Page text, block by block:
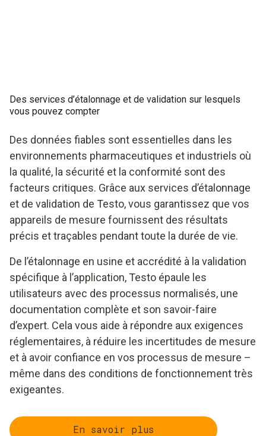
Des services d’étalonnage et de validation sur lesquels
vous pouvez compter
Des données fiables sont essentielles dans les
environnements pharmaceutiques et industriels où
la qualité, la sécurité et la conformité sont des
facteurs critiques. Grâce aux services d’étalonnage
et de validation de Testo, vous garantissez que vos
appareils de mesure fournissent des résultats
précis et traçables pendant toute la durée de vie.
De l’étalonnage en usine et accrédité à la validation
spécifique à l’application, Testo épaule les
utilisateurs avec des processus normalisés, une
documentation complète et son savoir-faire
d’expert. Cela vous aide à répondre aux exigences
réglementaires, à réduire les incertitudes de mesure
et à avoir confiance en vos processus de mesure –
même dans des conditions de fonctionnement très
exigeantes.
En savoir plus